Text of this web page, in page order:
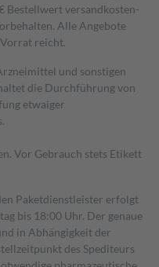
Bestell­wert versand­kosten­
Alle Angebote
reicht.
und sonstigen
die Durchführung von
etwaiger
Vor Gebrauch stets Etikett
Paketdienstleister erfolgt
bis 18:00 Uhr. Der genaue
in Abhängigkeit der
des Spediteurs